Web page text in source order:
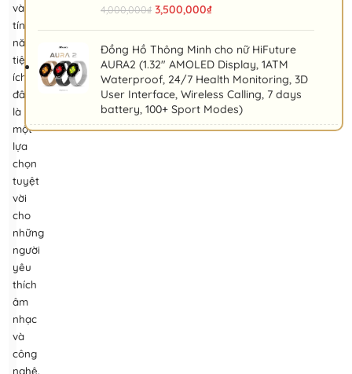
và
tính
năng
tiện
ích,
đây
là
một
lựa
chọn
tuyệt
vời
cho
những
người
yêu
thích
âm
nhạc
và
công
nghệ.
4,000,000₫ 3,500,000₫
Đồng Hồ Thông Minh cho nữ HiFuture
AURA2 (1.32" AMOLED Display, 1ATM
Waterproof, 24/7 Health Monitoring, 3D
User Interface, Wireless Calling, 7 days
battery, 100+ Sport Modes)